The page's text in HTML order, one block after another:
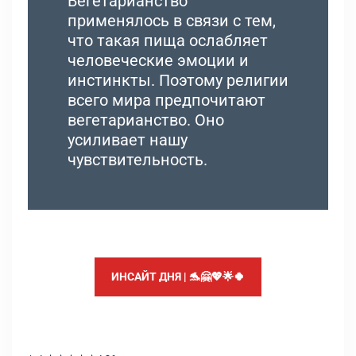
применялось в связи с тем,
что такая пища ослабляет
человеческие эмоции и
инстинкты. Поэтому религии
всего мира предпочитают
вегетарианство. Оно
усиливает нашу
чувствительность.
ИНСАЙТ ДНЯ | 🐬🤗💖🌟🍀